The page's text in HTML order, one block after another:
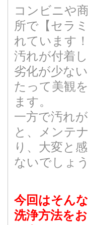
コンビニや
所で【セラ
れています！
汚れが付着
劣化が少な
たって美観
ます。
一方で汚れ
と、メンテ
り、大変と
ないでしょ
今回はそん
洗浄方法を